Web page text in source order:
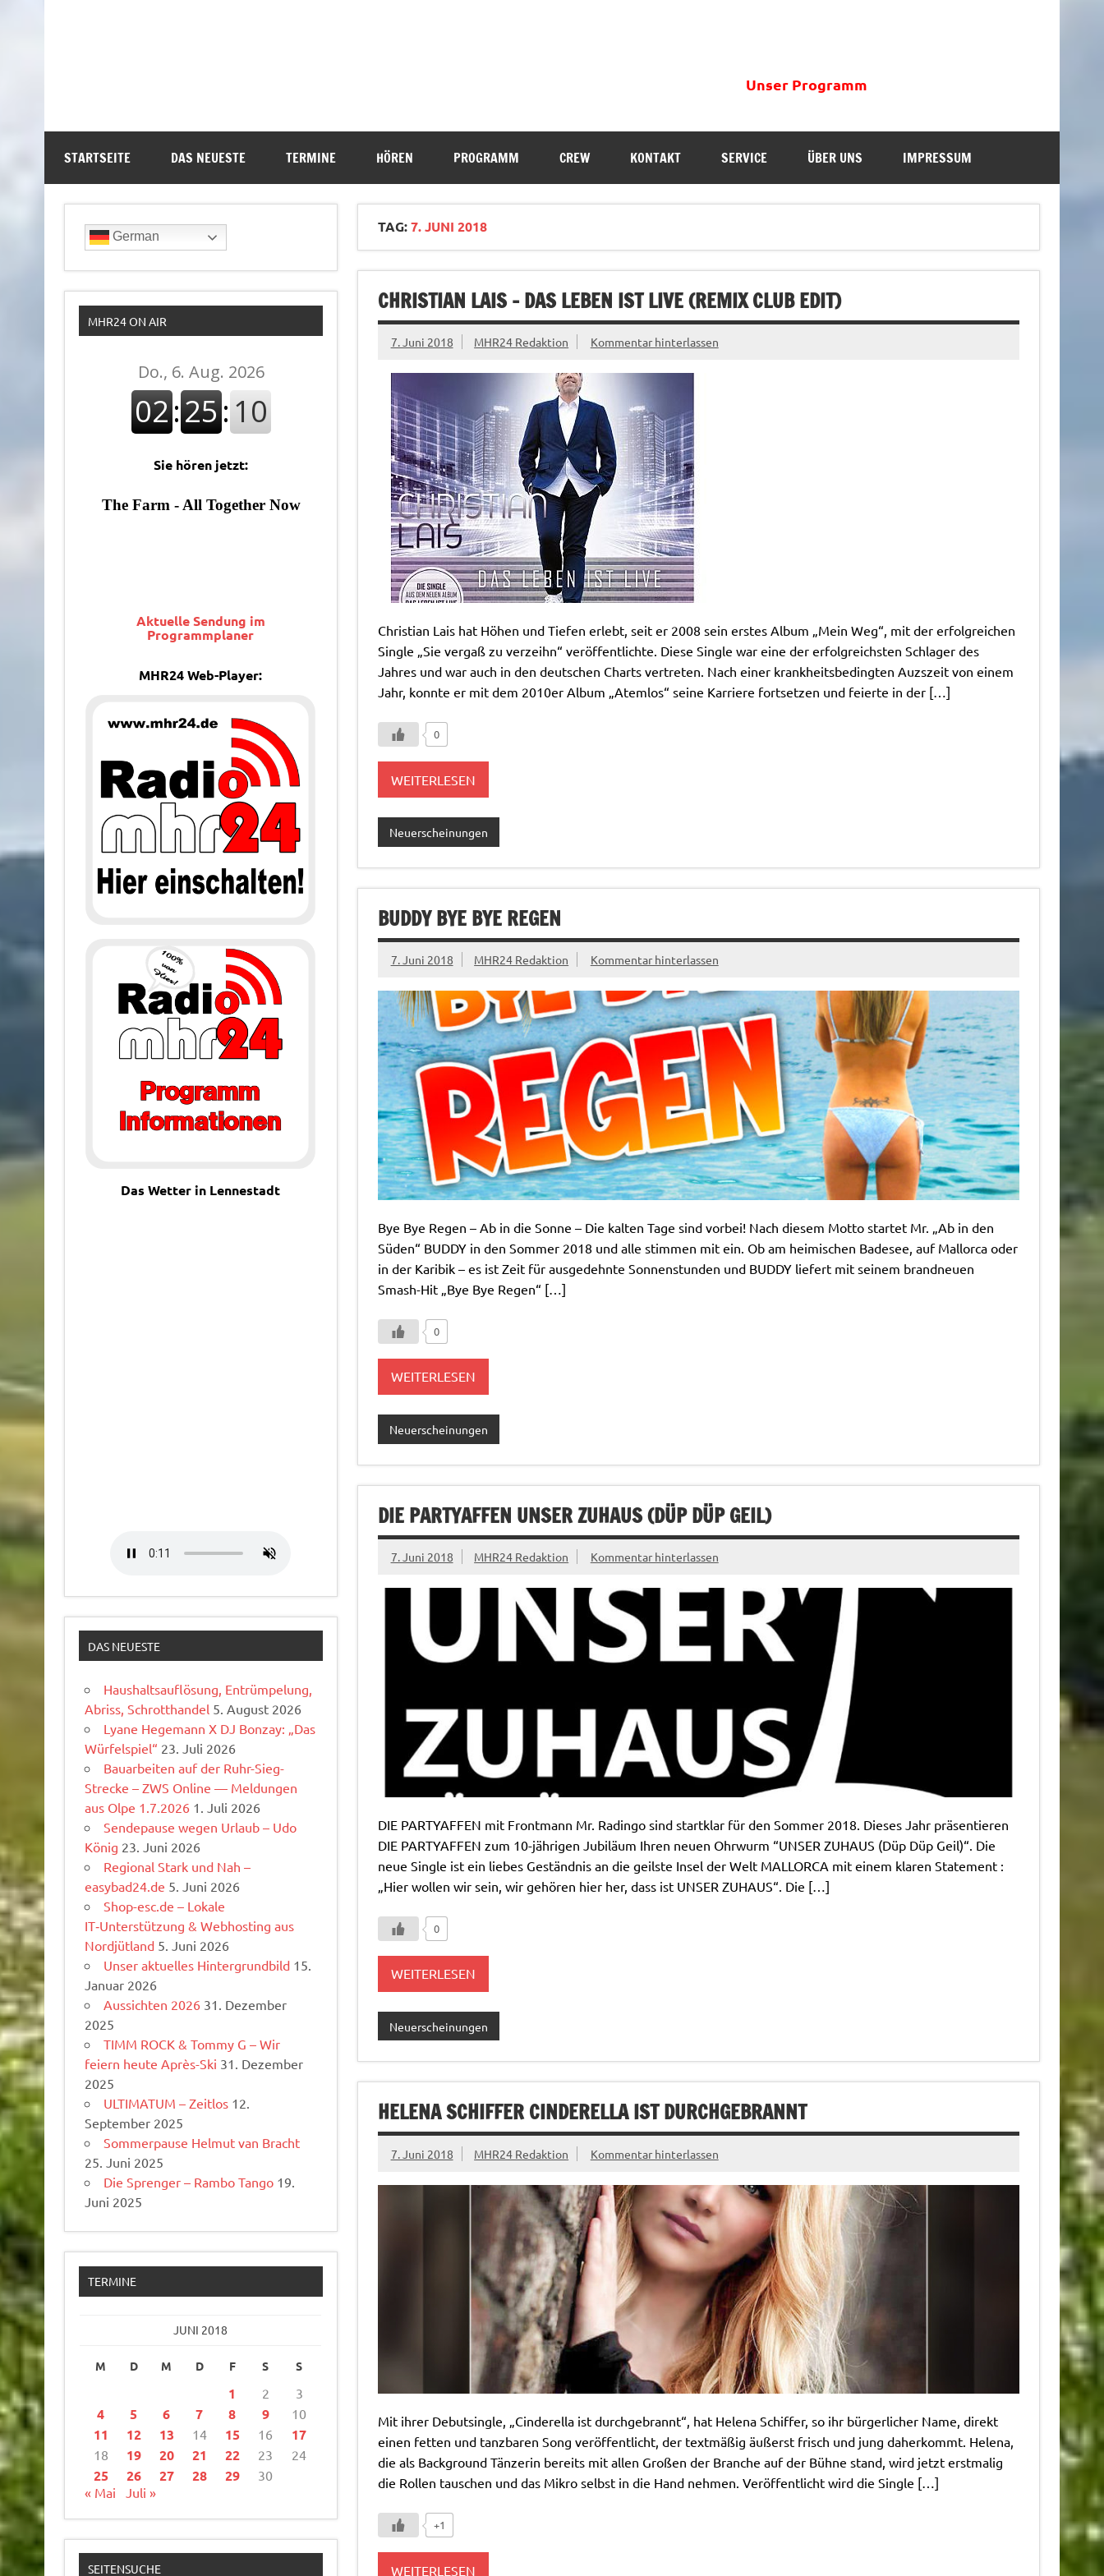
Unser Programm
STARTSEITE DAS NEUESTE TERMINE HÖREN PROGRAMM CREW KONTAKT SERVICE ÜBER UNS IMPRESSUM
TAG:7. JUNI 2018
CHRISTIAN LAIS – DAS LEBEN IST LIVE (REMIX CLUB EDIT)
7. Juni 2018 MHR24 Redaktion Kommentar hinterlassen
Christian Lais hat Höhen und Tiefen erlebt, seit er 2008 sein erstes Album „Mein Weg“, mit der erfolgreichen
Single „Sie vergaß zu verzeihn“ veröffentlichte. Diese Single war eine der erfolgreichsten Schlager des
Jahres und war auch in den deutschen Charts vertreten. Nach einer krankheitsbedingten Auzszeit von einem
Jahr, konnte er mit dem 2010er Album „Atemlos“ seine Karriere fortsetzen und feierte in der […]
0
WEITERLESEN
Neuerscheinungen
BUDDY BYE BYE REGEN
7. Juni 2018 MHR24 Redaktion Kommentar hinterlassen
Bye Bye Regen – Ab in die Sonne – Die kalten Tage sind vorbei! Nach diesem Motto startet Mr. „Ab in den
Süden“ BUDDY in den Sommer 2018 und alle stimmen mit ein. Ob am heimischen Badesee, auf Mallorca oder
in der Karibik – es ist Zeit für ausgedehnte Sonnenstunden und BUDDY liefert mit seinem brandneuen
Smash-Hit „Bye Bye Regen“ […]
0
WEITERLESEN
Neuerscheinungen
DIE PARTYAFFEN UNSER ZUHAUS (DÜP DÜP GEIL)
7. Juni 2018 MHR24 Redaktion Kommentar hinterlassen
DIE PARTYAFFEN mit Frontmann Mr. Radingo sind startklar für den Sommer 2018. Dieses Jahr präsentieren
DIE PARTYAFFEN zum 10-jährigen Jubiläum Ihren neuen Ohrwurm “UNSER ZUHAUS (Düp Düp Geil)“. Die
neue Single ist ein liebes Geständnis an die geilste Insel der Welt MALLORCA mit einem klaren Statement :
„Hier wollen wir sein, wir gehören hier her, dass ist UNSER ZUHAUS“. Die […]
0
WEITERLESEN
Neuerscheinungen
HELENA SCHIFFER CINDERELLA IST DURCHGEBRANNT
7. Juni 2018 MHR24 Redaktion Kommentar hinterlassen
Mit ihrer Debutsingle, „Cinderella ist durchgebrannt“, hat Helena Schiffer, so ihr bürgerlicher Name, direkt
einen fetten und tanzbaren Song veröffentlicht, der textmäßig äußerst frisch und jung daherkommt. Helena,
die als Background Tänzerin bereits mit allen Großen der Branche auf der Bühne stand, wird jetzt erstmalig
die Rollen tauschen und das Mikro selbst in die Hand nehmen. Veröffentlicht wird die Single […]
+1
WEITERLESEN
German
MHR24 ON AIR
Sie hören jetzt:
Aktuelle Sendung im
Programmplaner
MHR24 Web-Player:
Das Wetter in Lennestadt
DAS NEUESTE
Haushaltsauflösung, Entrümpelung,
Abriss, Schrotthandel 5. August 2026
Lyane Hegemann X DJ Bonzay: „Das
Würfelspiel“ 23. Juli 2026
Bauarbeiten auf der Ruhr-Sieg-
Strecke – ZWS Online — Meldungen
aus Olpe 1.7.2026 1. Juli 2026
Sendepause wegen Urlaub – Udo
König 23. Juni 2026
Regional Stark und Nah –
easybad24.de 5. Juni 2026
Shop-esc.de – Lokale
IT‑Unterstützung & Webhosting aus
Nordjütland 5. Juni 2026
Unser aktuelles Hintergrundbild 15.
Januar 2026
Aussichten 2026 31. Dezember
2025
TIMM ROCK & Tommy G – Wir
feiern heute Après-Ski 31. Dezember
2025
ULTIMATUM – Zeitlos 12.
September 2025
Sommerpause Helmut van Bracht
25. Juni 2025
Die Sprenger – Rambo Tango 19.
Juni 2025
TERMINE
JUNI 2018
M D M D F S S
1 2 3
4 5 6 7 8 9 10
11 12 13 14 15 16 17
18 19 20 21 22 23 24
25 26 27 28 29
30
« Mai
Juli »
SEITENSUCHE